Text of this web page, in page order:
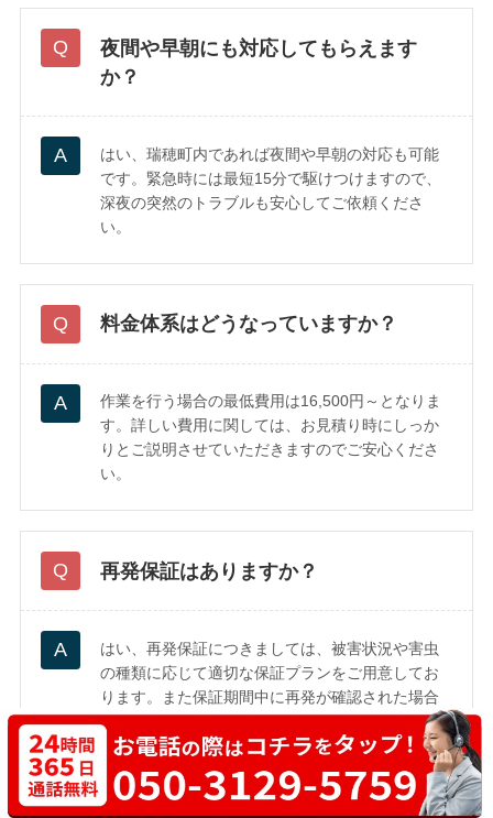
夜間や早朝にも対応してもらえます
か？
はい、瑞穂町内であれば夜間や早朝の対応も可能
です。緊急時には最短15分で駆けつけますので、
深夜の突然のトラブルも安心してご依頼くださ
い。
料金体系はどうなっていますか？
作業を行う場合の最低費用は16,500円～となりま
す。詳しい費用に関しては、お見積り時にしっか
りとご説明させていただきますのでご安心くださ
い。
再発保証はありますか？
はい、再発保証につきましては、被害状況や害虫
の種類に応じて適切な保証プランをご用意してお
ります。また保証期間中に再発が確認された場合
は、追加費用なしで再度対応いたしますので、ご
安心ください。詳しい保証内容や条件について
は、現地調査時にスタッフが詳しくご説明いたし
ます。ぜひお気軽にご相談ください。